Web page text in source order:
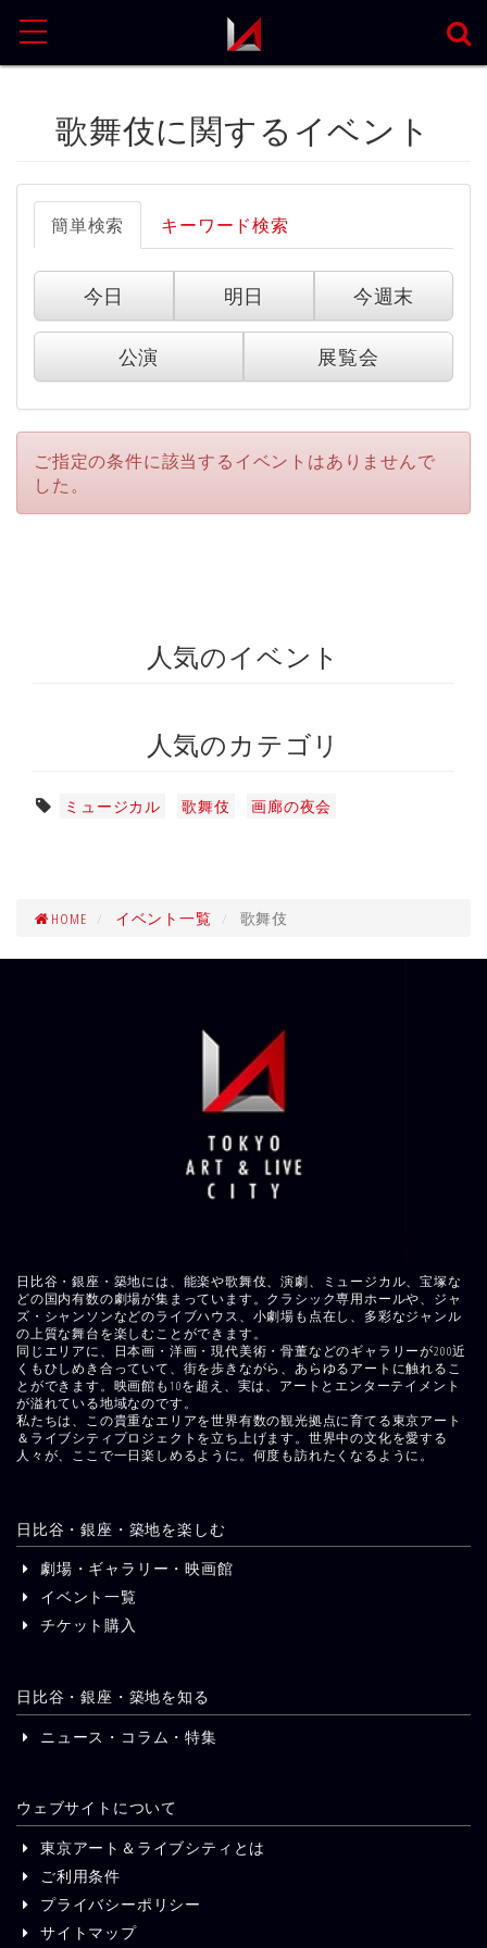
MENU
歌舞伎に関するイベント
簡単検索 キーワード検索
今日 明日 今週末
公演 展覧会
ご指定の条件に該当するイベントはありませんで
した。
人気のイベント
人気のカテゴリ
ミュージカル 歌舞伎 画廊の夜会
HOME イベント一覧 歌舞伎
日比谷・銀座・築地には、能楽や歌舞伎、演劇、ミュージカル、宝塚な
どの国内有数の劇場が集まっています。クラシック専用ホールや、ジャ
ズ・シャンソンなどのライブハウス、小劇場も点在し、多彩なジャンル
の上質な舞台を楽しむことができます。
同じエリアに、日本画・洋画・現代美術・骨董などのギャラリーが200近
くもひしめき合っていて、街を歩きながら、あらゆるアートに触れるこ
とができます。映画館も10を超え、実は、アートとエンターテイメント
が溢れている地域なのです。
私たちは、この貴重なエリアを世界有数の観光拠点に育てる東京アート
＆ライブシティプロジェクトを立ち上げます。世界中の文化を愛する
人々が、ここで一日楽しめるように。何度も訪れたくなるように。
日比谷・銀座・築地を楽しむ
劇場・ギャラリー・映画館
イベント一覧
チケット購入
日比谷・銀座・築地を知る
ニュース・コラム・特集
ウェブサイトについて
東京アート＆ライブシティとは
ご利用条件
プライバシーポリシー
サイトマップ